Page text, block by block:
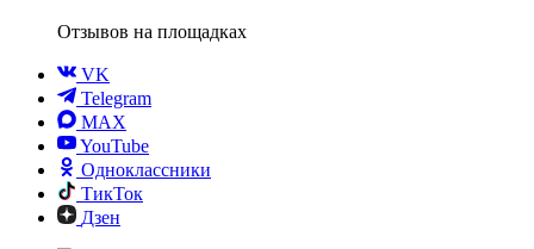
Отзывов на площадках
VK
Telegram
MAX
YouTube
Одноклассники
ТикТок
Дзен